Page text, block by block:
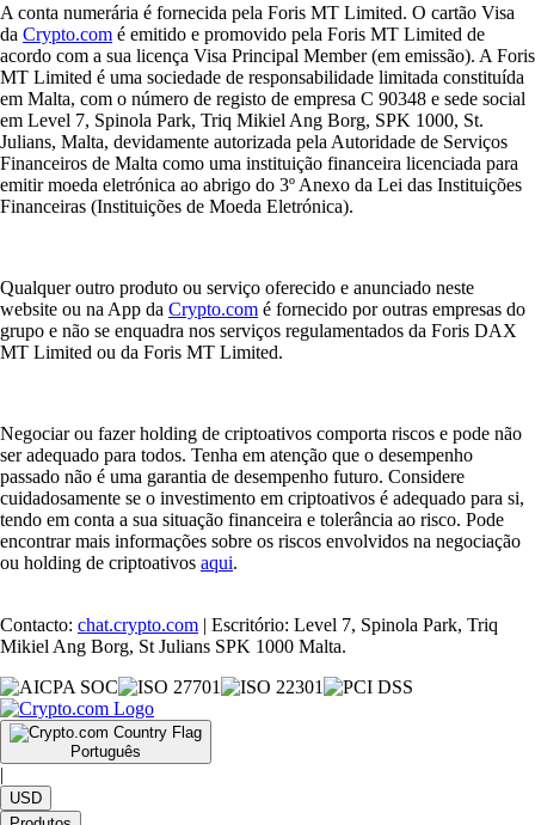
A conta numerária é fornecida pela Foris MT Limited. O cartão Visa
da Crypto.com é emitido e promovido pela Foris MT Limited de
acordo com a sua licença Visa Principal Member (em emissão). A Foris
MT Limited é uma sociedade de responsabilidade limitada constituída
em Malta, com o número de registo de empresa C 90348 e sede social
em Level 7, Spinola Park, Triq Mikiel Ang Borg, SPK 1000, St.
Julians, Malta, devidamente autorizada pela Autoridade de Serviços
Financeiros de Malta como uma instituição financeira licenciada para
emitir moeda eletrónica ao abrigo do 3º Anexo da Lei das Instituições
Financeiras (Instituições de Moeda Eletrónica).
Qualquer outro produto ou serviço oferecido e anunciado neste
website ou na App da Crypto.com é fornecido por outras empresas do
grupo e não se enquadra nos serviços regulamentados da Foris DAX
MT Limited ou da Foris MT Limited.
Negociar ou fazer holding de criptoativos comporta riscos e pode não
ser adequado para todos. Tenha em atenção que o desempenho
passado não é uma garantia de desempenho futuro. Considere
cuidadosamente se o investimento em criptoativos é adequado para si,
tendo em conta a sua situação financeira e tolerância ao risco. Pode
encontrar mais informações sobre os riscos envolvidos na negociação
ou holding de criptoativos aqui.
Contacto: chat.crypto.com | Escritório: Level 7, Spinola Park, Triq
Mikiel Ang Borg, St Julians SPK 1000 Malta.
Português
|
USD